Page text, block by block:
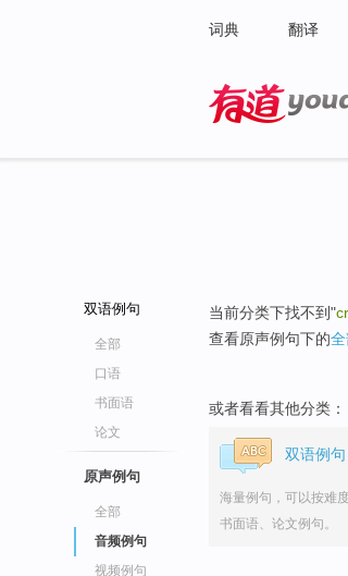
词典 翻译
双语例句
全部
口语
书面语
论文
原声例句
全部
音频例句
视频例句
当前分类下找不到"
查看原声例句下的
或者看看其他分类：
双语例句
海量例句，可以按难
书面语、论文例句。